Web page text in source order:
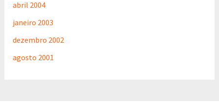
abril 2004
janeiro 2003
dezembro 2002
agosto 2001